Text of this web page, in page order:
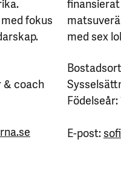
fokus
& coach
med sex
Födelseår:
E-post: